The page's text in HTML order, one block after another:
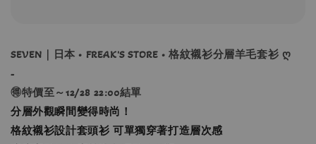
SEVEN｜日本 • FREAK'S STORE • 格紋襯衫分層羊毛套衫 ღ
-
🉐特價至～12/28 22:00結單
分層外觀瞬間變得時尚！
格紋襯衫設計套頭衫 可單獨穿著打造層次感